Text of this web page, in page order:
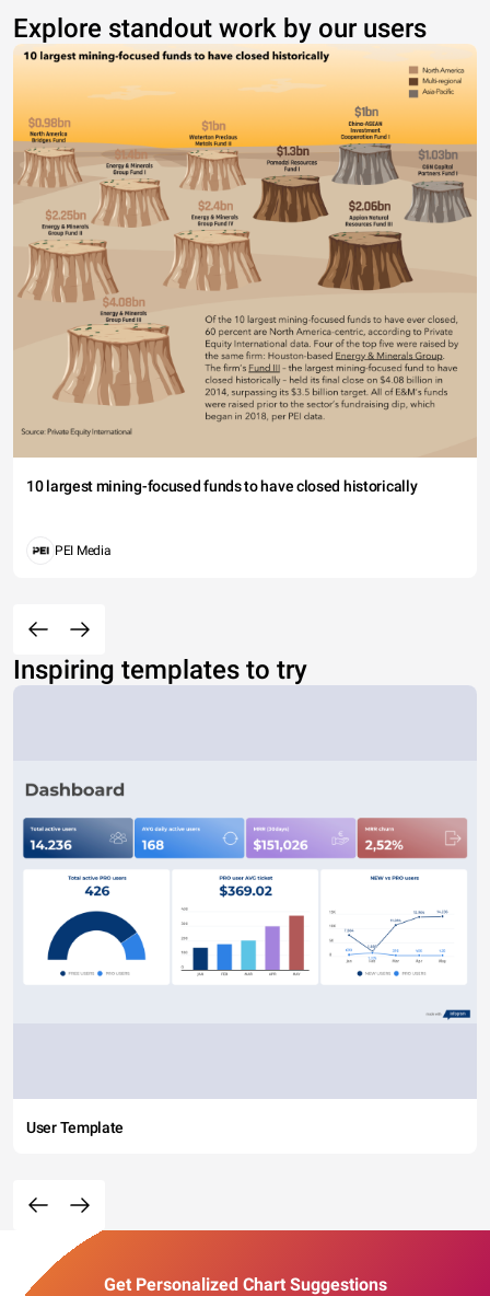
Explore standout work by our users
10 largest mining-focused funds to have closed historically
PEI Media
Inspiring templates to try
User Template
Get Personalized Chart Suggestions